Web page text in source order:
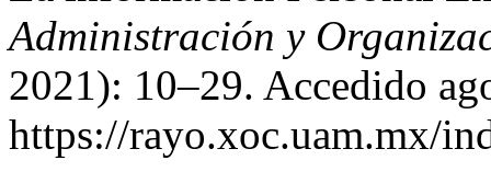
Administración y
2021): 10–29. Accedido
https://rayo.xoc.uam.mx/